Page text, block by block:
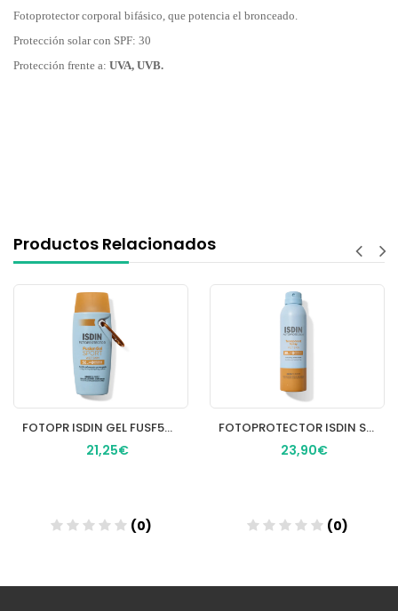
Fotoprotector corporal bifásico, que potencia el bronceado.
Protección solar con SPF: 30
Protección frente a: UVA, UVB.
Productos Relacionados
FOTOPR ISDIN GEL FUSF50+ 100ML
21,25€
(0)
FOTOPROTECTOR ISDIN SPF30 SPRAY TRANSPARENT WET
23,90€
(0)